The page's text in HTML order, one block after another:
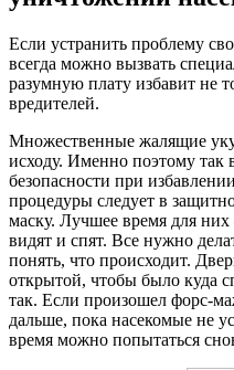
Если устранить проблему
всегда можно вызвать
разумную плату избавит не
вредителей.
Множественные жалящие
исходу. Именно поэтому так
безопасности при
процедуры следует в
маску. Лучшее время для них
видят и спят. Все нужно
понять, что происходит.
открытой, чтобы было куда
так. Если произошел форс-
дальше, пока насекомые не
время можно попытаться